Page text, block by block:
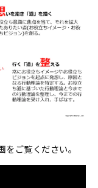
ご覧ください。